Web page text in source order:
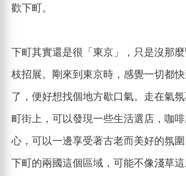
歡下町。
下町其實還是很「東京」，只是沒那
枝招展。剛來到東京時，感覺一切都
了，便好想找個地方歇口氣。走在氣
町街上，可以發現一些生活選店，咖
心，可以一邊享受著古老而美好的氛圍
下町的兩國這個區域，可能不像淺草